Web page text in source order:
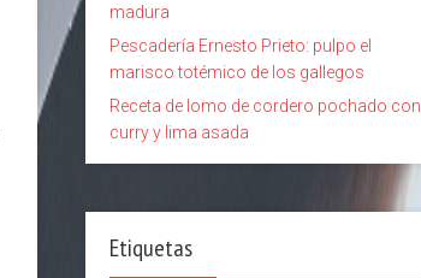
madura
Pescadería Ernesto Prieto: pulpo el
marisco totémico de los gallegos
Receta de lomo de cordero pochado con
curry y lima asada
Etiquetas